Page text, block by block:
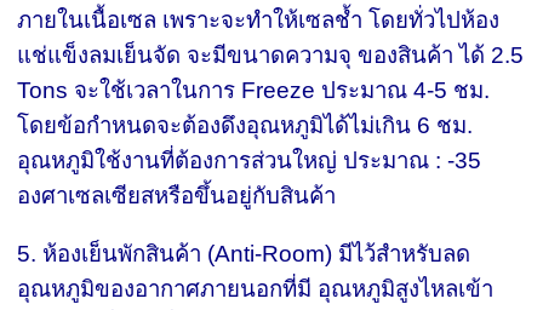
ภายในเนื้อเซล เพราะจะทำให้เซลช้ำ โดยทั่วไปห้อง
แช่แข็งลมเย็นจัด จะมีขนาดความจุ ของสินค้า ได้ 2.5
Tons จะใช้เวลาในการ Freeze ประมาณ 4-5 ชม.
โดยข้อกำหนดจะต้องดึงอุณหภูมิได้ไม่เกิน 6 ชม.
อุณหภูมิใช้งานที่ต้องการส่วนใหญ่ ประมาณ : -35
องศาเซลเซียสหรือขึ้นอยู่กับสินค้า
5. ห้องเย็นพักสินค้า (Anti-Room) มีไว้สำหรับลด
อุณหภูมิของอากาศภายนอกที่มี อุณหภูมิสูงไหลเข้า